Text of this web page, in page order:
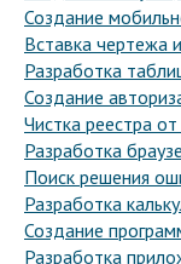
Создание
Вставка чертежа
Разработка
Создание
Чистка реестра
Разработка
Поиск решения
Разработка
Создание
Разработка